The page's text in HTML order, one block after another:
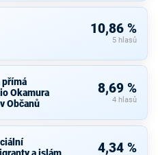
10,86 %
5 hlasů
přímá
Okamura
Občanů
8,69 %
4 hlasů
4,34 %